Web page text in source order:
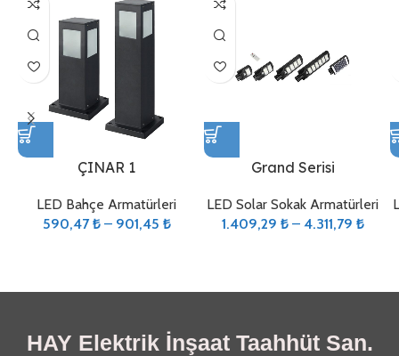
ÇINAR 1
LED Bahçe Armatürleri
590,47₺ – 901,45 ₺
Grand Serisi
LED Solar Sokak Armatürleri
1.409,29 ₺ – 4.311,79 ₺
HAY Elektrik İnşaat Taahhüt San.